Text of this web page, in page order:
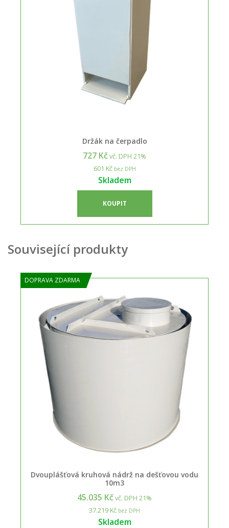
Držák na čerpadlo
727 Kčvč. DPH 21%
601 Kčbez DPH
Skladem
KOUPIT
Související produkty
DOPRAVA ZDARMA
Dvouplášťová kruhová nádrž na dešťovou vodu
10m3
45.035 Kčvč. DPH 21%
37.219 Kč bez DPH
Skladem